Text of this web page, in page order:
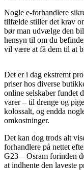
Nogle e-forhandlere
tilfælde stiller det krav
bør man udvælge den
hensyn til om du
vil være at få dem til at
Det er i dag ekstremt
priser hos diverse
online selskaber fundet
varer – til drenge og
kolossalt, og endda
omkostninger.
Det kan dog trods alt
forhandlere på nettet
G23 – Osram forinden
at indhente den laveste